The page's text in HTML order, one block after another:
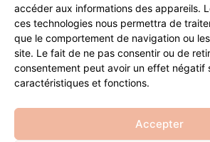
accéder aux informations des appareils.
ces technologies nous permettra de
que le comportement de navigation ou
site. Le fait de ne pas consentir ou de
consentement peut avoir un effet négatif
caractéristiques et fonctions.
Accepter
Contact
20B Grand Rue 68180 Horbourg-
06 84 93 03 01
contact@valentinepoulain.com